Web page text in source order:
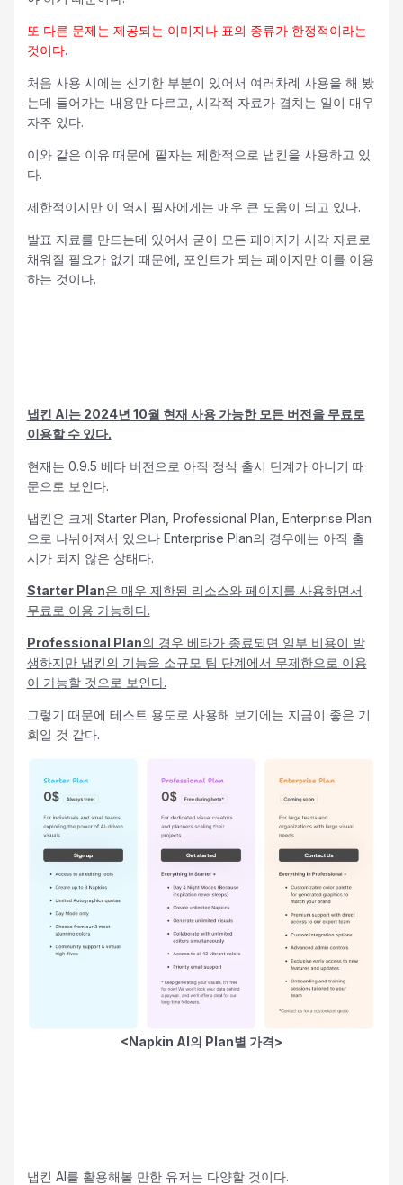
또 다른 문제는 제공되는 이미지나 표의 종류가 한정적이라는
것이다.
처음 사용 시에는 신기한 부분이 있어서 여러차례 사용을 해 봤
는데 들어가는 내용만 다르고, 시각적 자료가 겹치는 일이 매우
자주 있다.
이와 같은 이유 때문에 필자는 제한적으로 냅킨을 사용하고 있
다.
제한적이지만 이 역시 필자에게는 매우 큰 도움이 되고 있다.
발표 자료를 만드는데 있어서 굳이 모든 페이지가 시각 자료로
채워질 필요가 없기 때문에, 포인트가 되는 페이지만 이를 이용
하는 것이다.
냅킨 AI는 2024년 10월 현재 사용 가능한 모든 버전을 무료로
이용할 수 있다.
현재는 0.9.5 베타 버전으로 아직 정식 출시 단계가 아니기 때
문으로 보인다.
냅킨은 크게 Starter Plan, Professional Plan, Enterprise Plan
으로 나뉘어져서 있으나 Enterprise Plan의 경우에는 아직 출
시가 되지 않은 상태다.
Starter Plan은 매우 제한된 리소스와 페이지를 사용하면서
무료로 이용 가능하다.
Professional Plan의 경우 베타가 종료되면 일부 비용이 발
생하지만 냅킨의 기능을 소규모 팀 단계에서 무제한으로 이용
이 가능할 것으로 보인다.
그렇기 때문에 테스트 용도로 사용해 보기에는 지금이 좋은 기
회일 것 같다.
<Napkin AI의 Plan별 가격>
냅킨 AI를 활용해볼 만한 유저는 다양할 것이다.